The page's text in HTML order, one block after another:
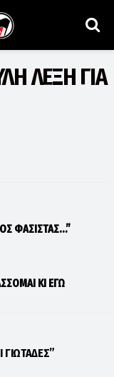
ΛΕΞΗ ΓΙΑ
ΦΑΣΙΣΤΑΣ…”
ΚΙ ΕΓΩ